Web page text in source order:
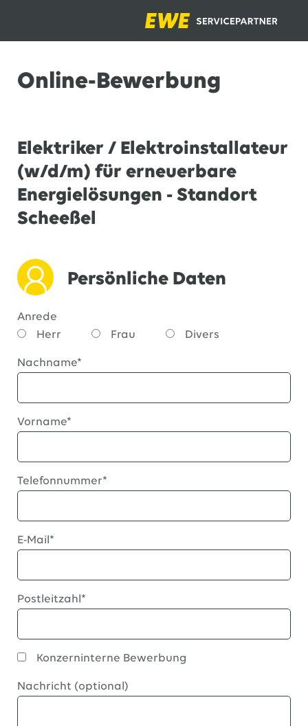
Online-Bewerbung
Elektriker / Elektroinstallateur
(w/d/m) für erneuerbare
Energielösungen - Standort
Scheeßel
Persönliche Daten
Anrede
Herr
Frau Divers
Nachname*
Vorname*
Telefonnummer*
E-Mail*
Postleitzahl*
Konzerninterne Bewerbung
Nachricht (optional)